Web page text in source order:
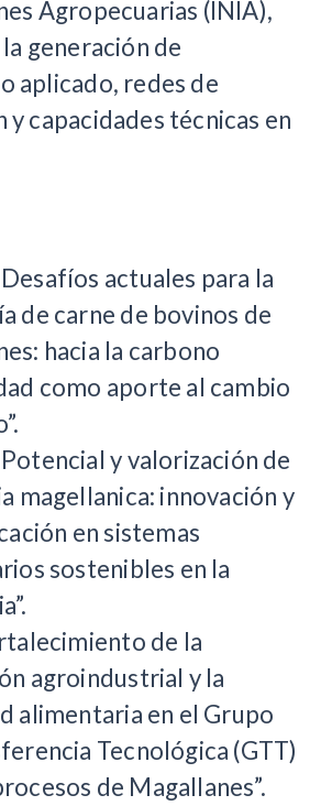
Agropecuarias (INIA),
generación de
aplicado, redes de
capacidades técnicas en
actuales para la
de carne de bovinos de
hacia la carbono
como aporte al cambio
y valorización de
magellanica: innovación y
en sistemas
sostenibles en la
de la
agroindustrial y la
alimentaria en el Grupo
Tecnológica (GTT)
de Magallanes”.